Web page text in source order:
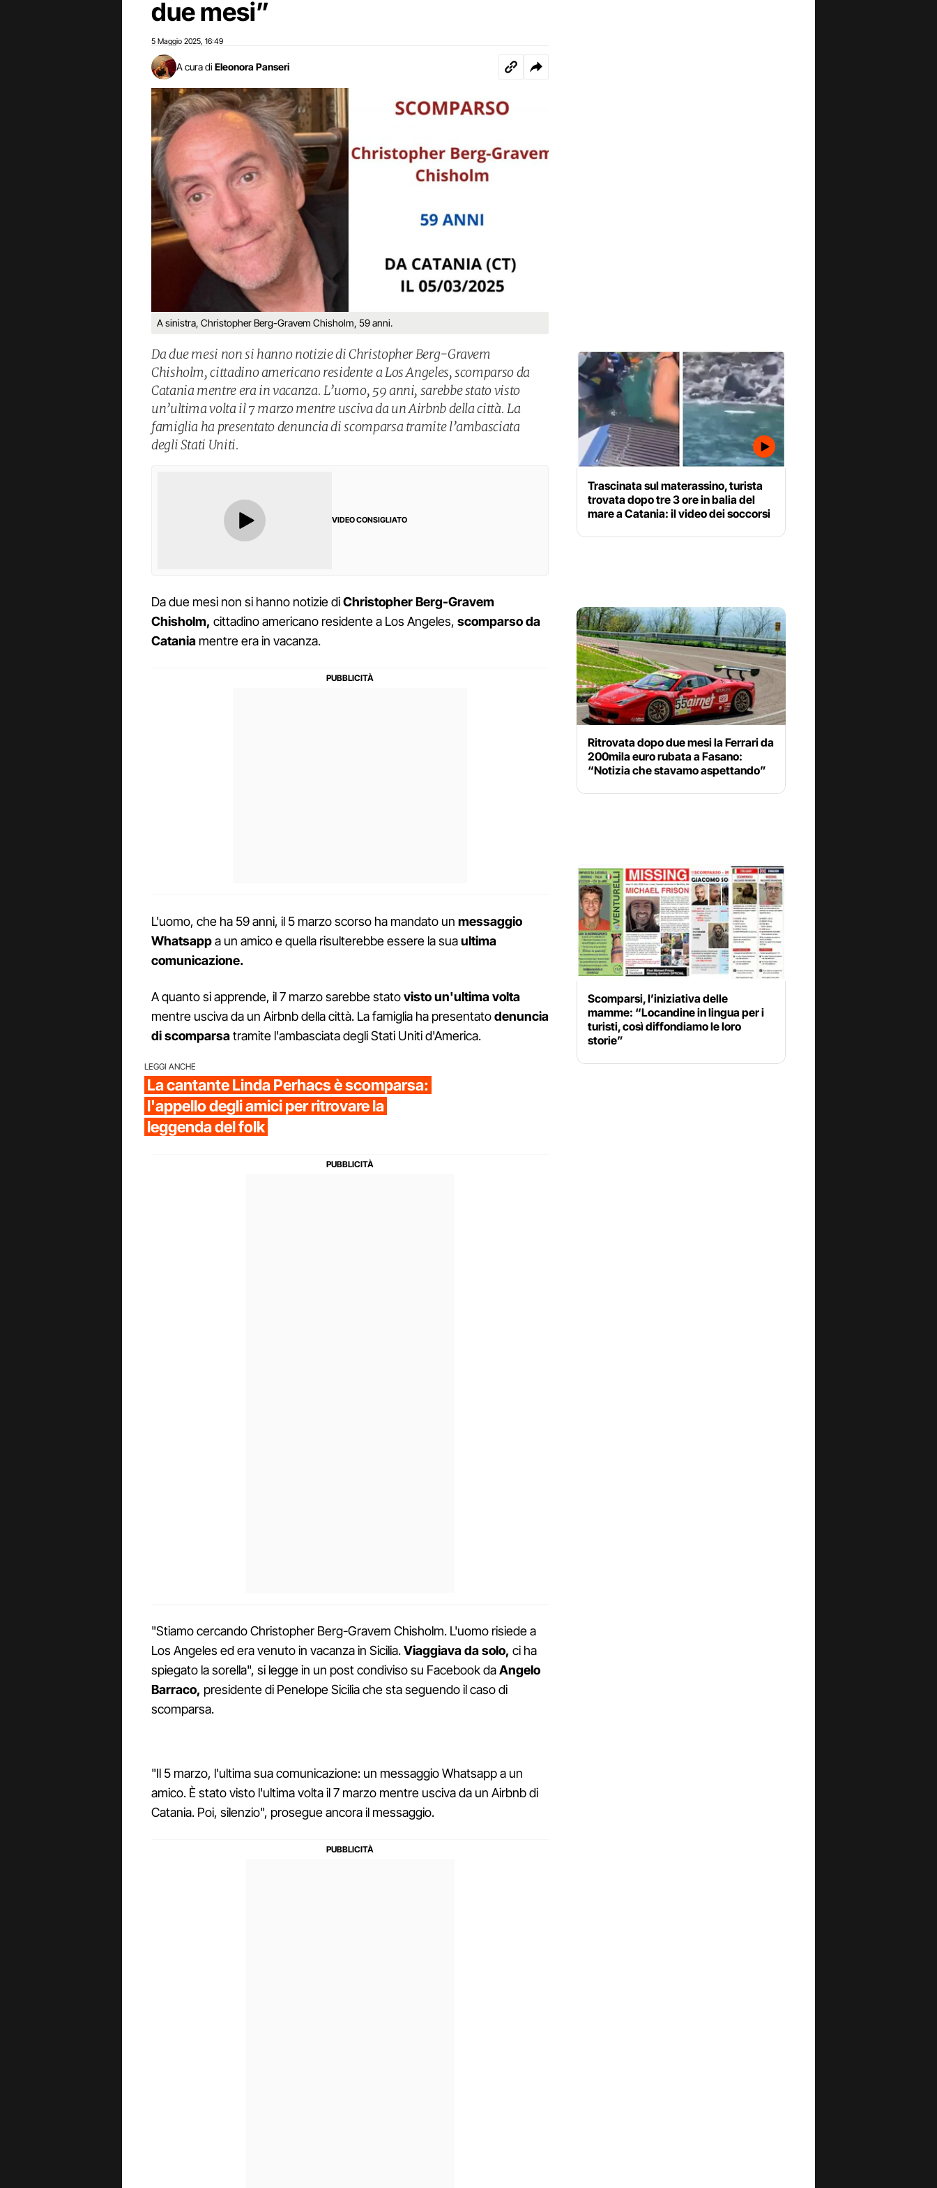
due mesi”
5 Maggio 2025 16:49
A cura di Eleonora Panseri
A sinistra, Christopher Berg-Gravem Chisholm, 59 anni.
Da due mesi non si hanno notizie di Christopher Berg-Gravem
Chisholm, cittadino americano residente a Los Angeles, scomparso da
Catania mentre era in vacanza. L’uomo, 59 anni, sarebbe stato visto
un’ultima volta il 7 marzo mentre usciva da un Airbnb della città. La
famiglia ha presentato denuncia di scomparsa tramite l’ambasciata
degli Stati Uniti.
VIDEO CONSIGLIATO
Da due mesi non si hanno notizie diChristopher Berg-Gravem
Chisholm, cittadino americano residente a Los Angeles, scomparso da
Catania mentre era in vacanza.
L'uomo, che ha 59 anni, il 5 marzo scorso ha mandato un messaggio
Whatsappa un amico e quella risulterebbe essere la suaultima
comunicazione.
A quanto si apprende, il 7 marzo sarebbe statovisto un'ultima volta
mentre usciva da un Airbnb della città. La famiglia ha presentatodenuncia
di scomparsatramite l'ambasciata degli Stati Uniti d'America.
LEGGI ANCHE
La cantante Linda Perhacs è scomparsa:
l'appello degli amici per ritrovare la
leggenda del folk
"Stiamo cercando Christopher Berg-Gravem Chisholm. L'uomo risiede a
Los Angeles ed era venuto in vacanza in Sicilia.Viaggiava da solo, ci ha
spiegato la sorella", si legge in un post condiviso su Facebook daAngelo
Barraco, presidente di Penelope Sicilia che sta seguendo il caso di
scomparsa.
"Il 5 marzo, l'ultima sua comunicazione: un messaggio Whatsapp a un
amico. È stato visto l'ultima volta il 7 marzo mentre usciva da un Airbnb di
Catania. Poi, silenzio", prosegue ancora il messaggio.
Trascinata sul materassino, turista
trovata dopo tre 3 ore in balia del
mare a Catania: il video dei soccorsi
Ritrovata dopo due mesi la Ferrari da
200mila euro rubata a Fasano:
“Notizia che stavamo aspettando”
Scomparsi, l’iniziativa delle
mamme: “Locandine in lingua per i
turisti, così diffondiamo le loro
storie”